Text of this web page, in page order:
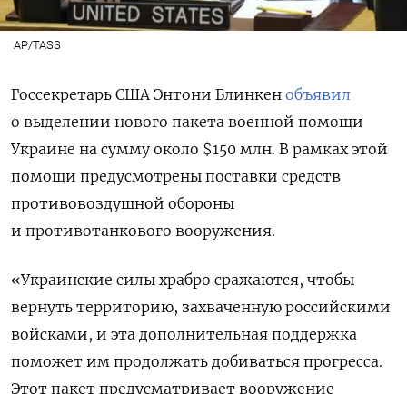
AP/TASS
Госсекретарь США Энтони Блинкен объявил
о выделении нового пакета военной помощи
Украине на сумму около $150 млн. В рамках этой
помощи предусмотрены поставки средств
противовоздушной обороны
и противотанкового вооружения.
«Украинские силы храбро сражаются, чтобы
вернуть территорию, захваченную российскими
войсками, и эта дополнительная поддержка
поможет им продолжать добиваться прогресса.
Этот пакет предусматривает вооружение